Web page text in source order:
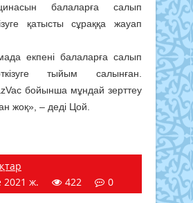
балаларға салып
қатысты сұраққа жауап
екпені балаларға салып
тыйым салынған.
бойынша мұндай зерттеу
жоқ», – деді Цой.
2021 ж.
422 0